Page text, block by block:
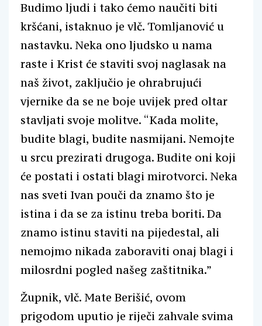
Budimo ljudi i tako ćemo naučiti biti
kršćani, istaknuo je vlč. Tomljanović u
nastavku. Neka ono ljudsko u nama
raste i Krist će staviti svoj naglasak na
naš život, zaključio je ohrabrujući
vjernike da se ne boje uvijek pred oltar
stavljati svoje molitve. “Kada molite,
budite blagi, budite nasmijani. Nemojte
u srcu prezirati drugoga. Budite oni koji
će postati i ostati blagi mirotvorci. Neka
nas sveti Ivan pouči da znamo što je
istina i da se za istinu treba boriti. Da
znamo istinu staviti na pijedestal, ali
nemojmo nikada zaboraviti onaj blagi i
milosrdni pogled našeg zaštitnika.”
Župnik, vlč. Mate Berišić, ovom
prigodom uputio je riječi zahvale svima